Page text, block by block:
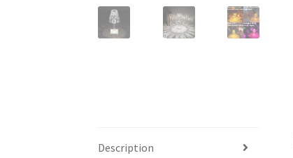
Description